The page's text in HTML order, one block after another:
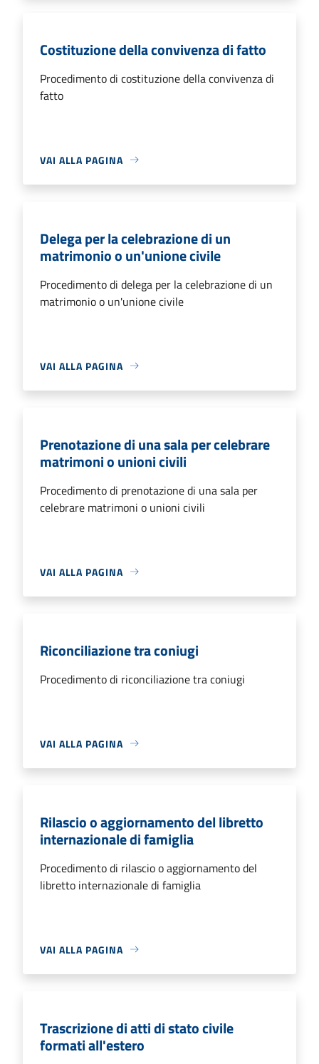
Costituzione della convivenza di fatto
Procedimento di costituzione della convivenza di
fatto
VAI ALLA PAGINA
Delega per la celebrazione di un
matrimonio o un'unione civile
Procedimento di delega per la celebrazione di un
matrimonio o un'unione civile
VAI ALLA PAGINA
Prenotazione di una sala per celebrare
matrimoni o unioni civili
Procedimento di prenotazione di una sala per
celebrare matrimoni o unioni civili
VAI ALLA PAGINA
Riconciliazione tra coniugi
Procedimento di riconciliazione tra coniugi
VAI ALLA PAGINA
Rilascio o aggiornamento del libretto
internazionale di famiglia
Procedimento di rilascio o aggiornamento del
libretto internazionale di famiglia
VAI ALLA PAGINA
Trascrizione di atti di stato civile
formati all'estero